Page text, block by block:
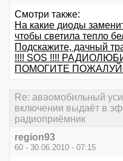
Смотри также:
На какие диоды
чтобы светила тепло
Подскажите, дачный
!!!! SOS !!!!
ПОМОГИТЕ
Re: аваомобильный
включении выдаёт в
радиоприёмник
region93
60 - 30.06.2010 - 07:15